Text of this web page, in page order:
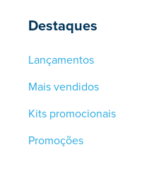
Destaques
Lançamentos
Mais vendidos
Kits promocionais
Promoções